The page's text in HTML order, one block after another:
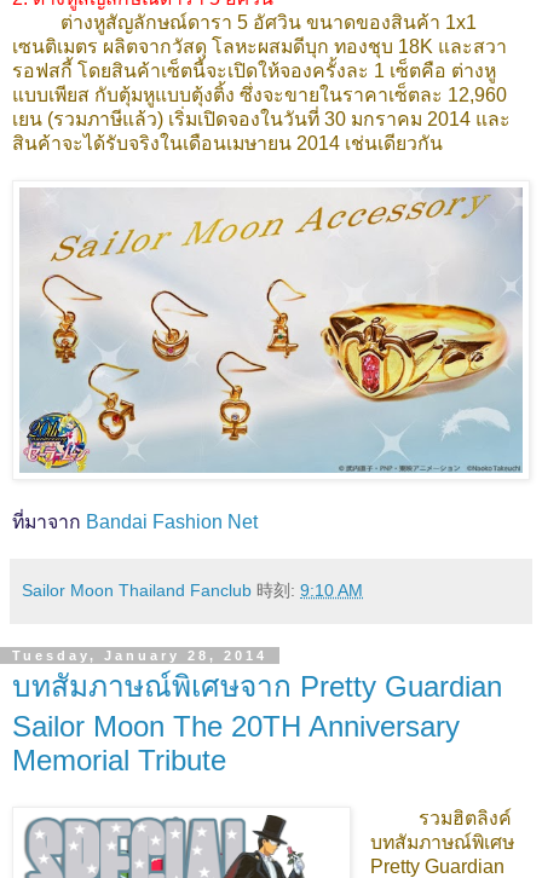
ต่างหูสัญลักษณ์ดารา 5 อัศวิน ขนาดของสินค้า 1x1
เซนติเมตร ผลิตจากวัสดุ โลหะผสมดีบุก ทองชุบ 18K และสวา
รอฟสกี้ โดยสินค้าเซ็ตนี้จะเปิดให้จองครั้งละ 1 เซ็ตคือ ต่างหู
แบบเพียส กับตุ้มหูแบบตุ้งติ้ง ซึ่งจะขายในราคาเซ็ตละ 12,960
เยน (รวมภาษีแล้ว) เริ่มเปิดจองในวันที่ 30 มกราคม 2014 และ
สินค้าจะได้รับจริงในเดือนเมษายน 2014 เช่นเดียวกัน
ที่มาจาก Bandai Fashion Net
Sailor Moon Thailand Fanclub 時刻: 9:10 AM
Tuesday, January 28, 2014
บทสัมภาษณ์พิเศษจาก Pretty Guardian
Sailor Moon The 20TH Anniversary
Memorial Tribute
รวมฮิตลิงค์
บทสัมภาษณ์พิเศษ
Pretty Guardian